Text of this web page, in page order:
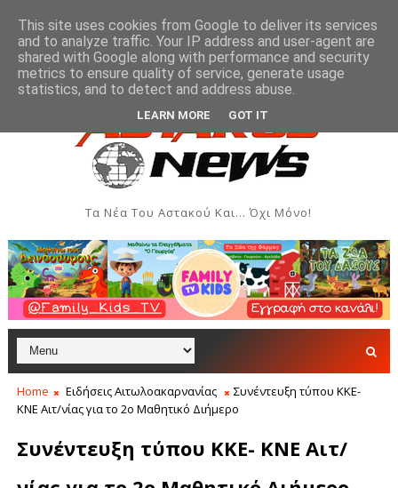
στην Έκθεση Τοπικών Προϊόντων και Δημιουργιών ΑΣΤΑΚΌΣ
Τα Νέα Του Αστακού Και... Όχι Μόνο!
Home Ειδήσεις Αιτωλοακαρνανίας
Συνέντευξη τύπου ΚΚΕ-
ΚΝΕ Αιτ/νίας για το 2ο Μαθητικό Διήμερο
Συνέντευξη τύπου ΚΚΕ- ΚΝΕ Αιτ/
This site uses cookies from Google to deliver its services
and to analyze traffic. Your IP address and user-agent are
shared with Google along with performance and security
metrics to ensure quality of service, generate usage
statistics, and to detect and address abuse.
LEARN MORE GOT IT